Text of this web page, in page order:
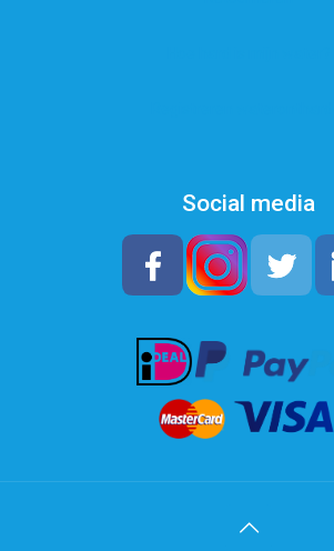
Social media